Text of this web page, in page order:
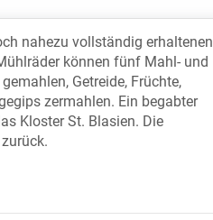
nahezu vollständig erhaltenen
können fünf Mahl- und
Getreide, Früchte,
zermahlen. Ein begabter
Kloster St. Blasien. Die